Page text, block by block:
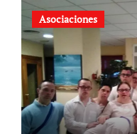
Asociaciones